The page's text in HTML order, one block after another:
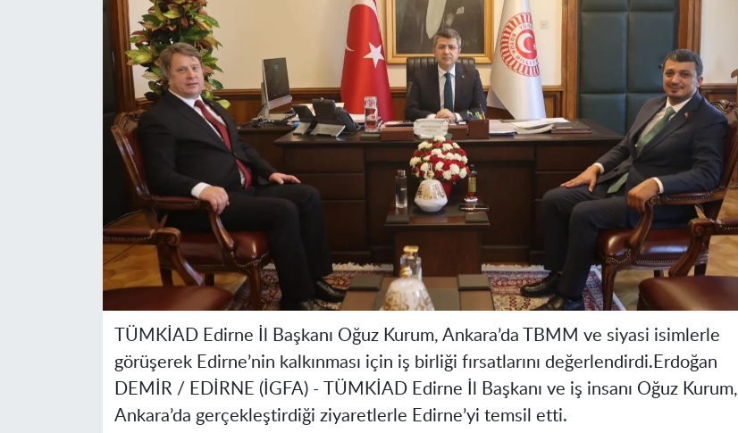
TÜMKİAD Edirne İl Başkanı Oğuz Kurum, Ankara’da TBMM ve siyasi isimlerle
görüşerek Edirne’nin kalkınması için iş birliği fırsatlarını değerlendirdi. Erdoğan
DEMİR / EDİRNE (İGFA) -
TÜMKİAD Edirne İl Başkanı ve iş insanı Oğuz Kurum,
Ankara’da gerçekleştirdiği ziyaretlerle Edirne’yi temsil etti.